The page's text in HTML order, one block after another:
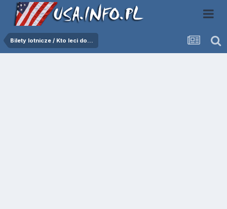
Bilety lotnicze / Kto leci do...